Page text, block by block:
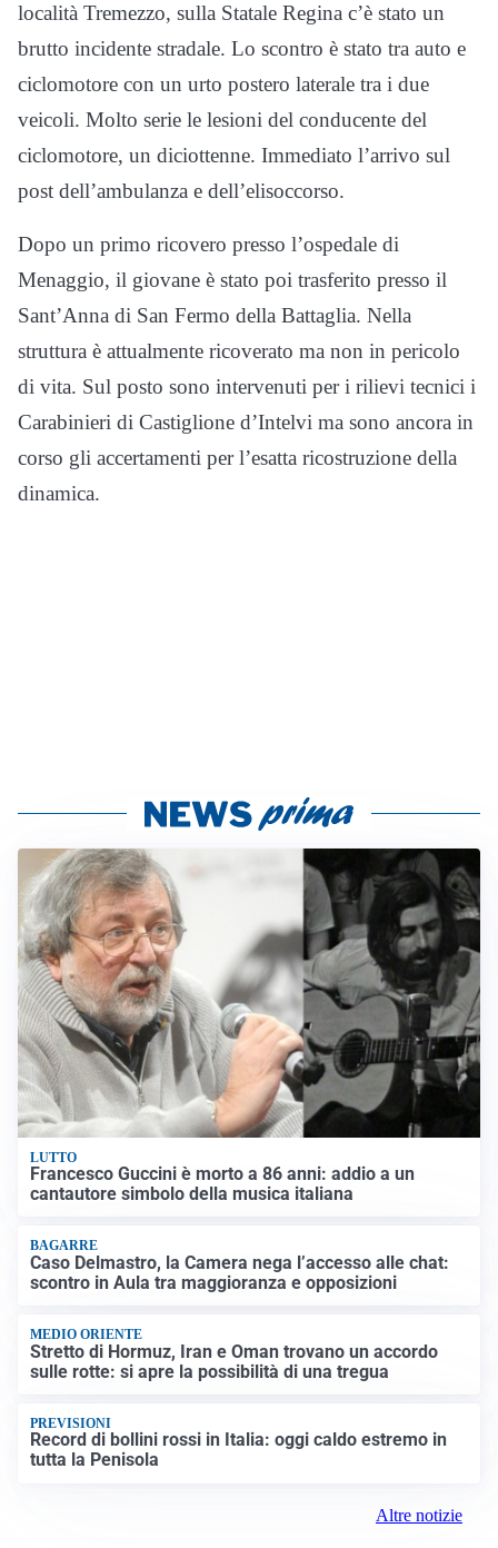
località Tremezzo, sulla Statale Regina c’è stato un
brutto incidente stradale. Lo scontro è stato tra auto e
ciclomotore con un urto postero laterale tra i due
veicoli. Molto serie le lesioni del conducente del
ciclomotore, un diciottenne. Immediato l’arrivo sul
post dell’ambulanza e dell’elisoccorso.
Dopo un primo ricovero presso l’ospedale di
Menaggio, il giovane è stato poi trasferito presso il
Sant’Anna di San Fermo della Battaglia. Nella
struttura è attualmente ricoverato ma non in pericolo
di vita. Sul posto sono intervenuti per i rilievi tecnici i
Carabinieri di Castiglione d’Intelvi ma sono ancora in
corso gli accertamenti per l’esatta ricostruzione della
dinamica.
LUTTO
Francesco Guccini è morto a 86 anni: addio a un
cantautore simbolo della musica italiana
BAGARRE
Caso Delmastro, la Camera nega l’accesso alle chat:
scontro in Aula tra maggioranza e opposizioni
MEDIO ORIENTE
Stretto di Hormuz, Iran e Oman trovano un accordo
sulle rotte: si apre la possibilità di una tregua
PREVISIONI
Record di bollini rossi in Italia: oggi caldo estremo in
tutta la Penisola
Altre notizie